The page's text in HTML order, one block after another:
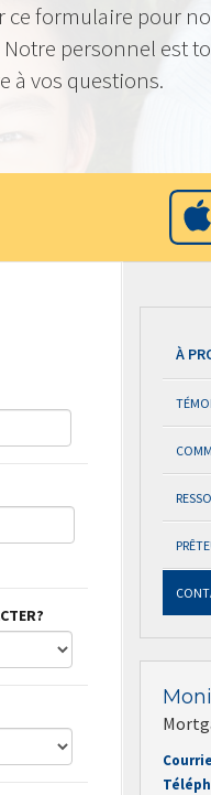
ce formulaire pour
personnel est
à vos questions.
À